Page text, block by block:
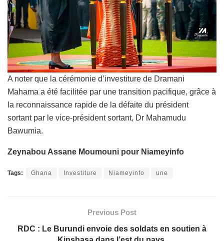
A noter que la cérémonie d’investiture de Dramani
Mahama a été facilitée par une transition pacifique, grâce à
la reconnaissance rapide de la défaite du président
sortant par le vice-président sortant, Dr Mahamudu
Bawumia.
Zeynabou Assane Moumouni pour Niameyinfo
Tags: Ghana Investiture Niameyinfo une
Previous Post
RDC : Le Burundi envoie des soldats en soutien à